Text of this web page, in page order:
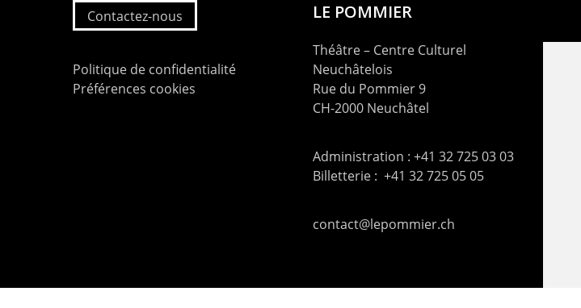
Contactez-nous
Politique de confidentialité
Préférences cookies
LE POMMIER
Théâtre – Centre Culturel
Neuchâtelois
Rue du Pommier 9
CH-2000 Neuchâtel
Administration : +41 32 725 03 03
Billetterie : +41 32 725 05 05
contact@lepommier.ch